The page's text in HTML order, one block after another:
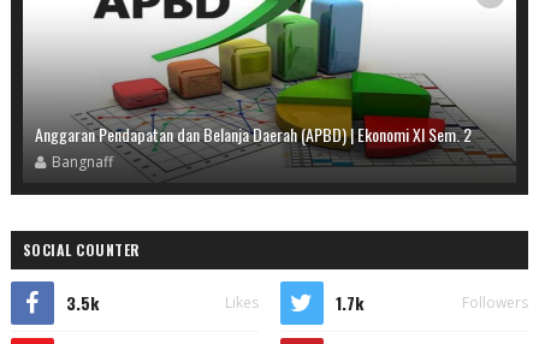
Anggaran Pendapatan dan Belanja Daerah (APBD) | Ekonomi XI Sem. 2
Bangnaff
SOCIAL COUNTER
3.5k Likes 1.7k Followers